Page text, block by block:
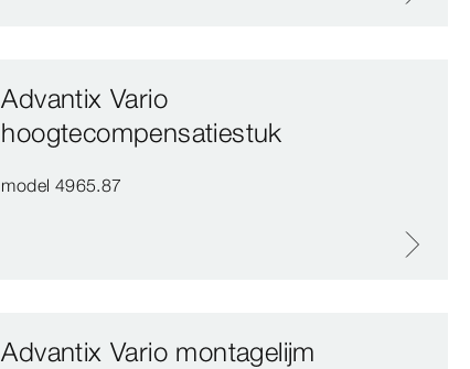
Advantix Vario
hoogtecompensatiestuk
model 4965.87
Advantix Vario montagelijm